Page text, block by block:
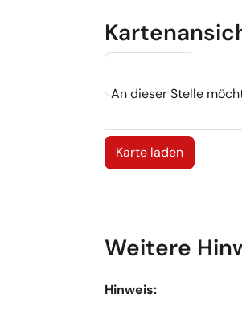
An dieser Stelle
Karte laden
Weitere
Hinweis: